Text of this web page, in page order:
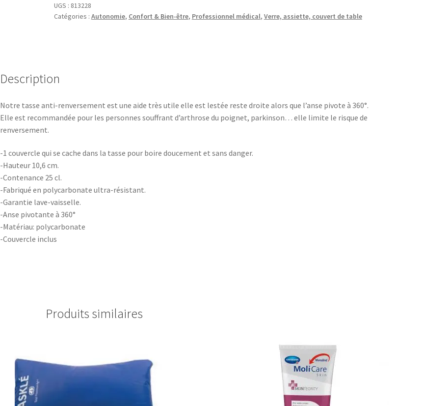
UGS : 813228
Catégories : Autonomie, Confort & Bien-être, Professionnel médical, Verre, assiette, couvert de table
Description
Notre tasse anti-renversement est une aide très utile elle est lestée reste droite alors que l’anse pivote à 360°.
Elle est recommandée pour les personnes souffrant d’arthrose du poignet, parkinson… elle limite le risque de
renversement.
-1 couvercle qui se cache dans la tasse pour boire doucement et sans danger.
-Hauteur 10,6 cm.
-Contenance 25 cl.
-Fabriqué en polycarbonate ultra-résistant.
-Garantie lave-vaisselle.
-Anse pivotante à 360°
-Matériau: polycarbonate
-Couvercle inclus
Produits similaires